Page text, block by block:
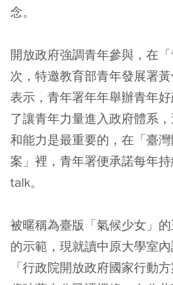
念。
開放政府強調青年參與，在
次，特邀教育部青年發展署
表示，青年署年年舉辦青年
了讓青年力量進入政府體系
和能力是最重要的，在「臺
案」裡，青年署便承諾每年
talk。
被暱稱為臺版「氣候少女」
的示範，現就讀中原大學室
「行政院開放政府國家行動